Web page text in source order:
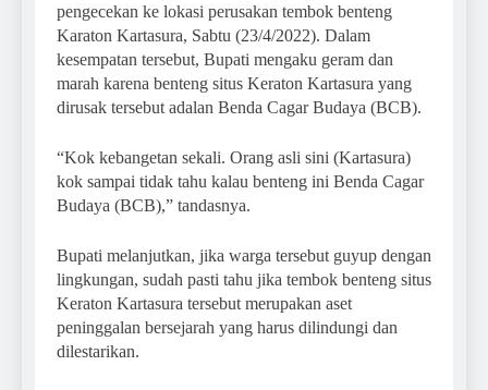
pengecekan ke lokasi perusakan tembok benteng
Karaton Kartasura, Sabtu (23/4/2022). Dalam
kesempatan tersebut, Bupati mengaku geram dan
marah karena benteng situs Keraton Kartasura yang
dirusak tersebut adalan Benda Cagar Budaya (BCB).
“Kok kebangetan sekali. Orang asli sini (Kartasura)
kok sampai tidak tahu kalau benteng ini Benda Cagar
Budaya (BCB),” tandasnya.
Bupati melanjutkan, jika warga tersebut guyup dengan
lingkungan, sudah pasti tahu jika tembok benteng situs
Keraton Kartasura tersebut merupakan aset
peninggalan bersejarah yang harus dilindungi dan
dilestarikan.